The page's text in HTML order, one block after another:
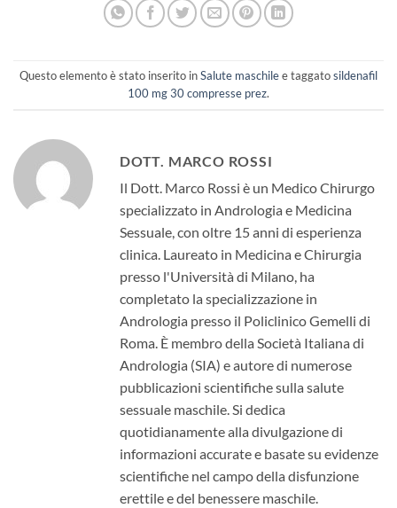
Questo elemento è stato inserito inSalute maschilee taggatosildenafil
100 mg 30 compresse prez.
DOTT. MARCO ROSSI
Il Dott. Marco Rossi è un Medico Chirurgo
specializzato in Andrologia e Medicina
Sessuale, con oltre 15 anni di esperienza
clinica. Laureato in Medicina e Chirurgia
presso l'Università di Milano, ha
completato la specializzazione in
Andrologia presso il Policlinico Gemelli di
Roma. È membro della Società Italiana di
Andrologia (SIA) e autore di numerose
pubblicazioni scientifiche sulla salute
sessuale maschile. Si dedica
quotidianamente alla divulgazione di
informazioni accurate e basate su evidenze
scientifiche nel campo della disfunzione
erettile e del benessere maschile.